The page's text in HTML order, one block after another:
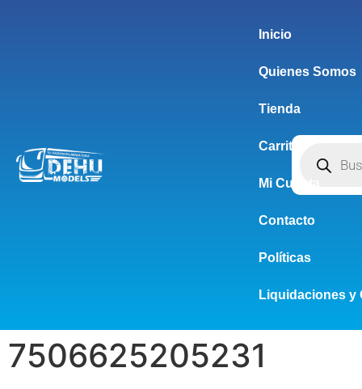
Inicio
Quienes Somos
Tienda
Carrito
Mi Cuenta
Contacto
Políticas
Liquidaciones y
7506625205231